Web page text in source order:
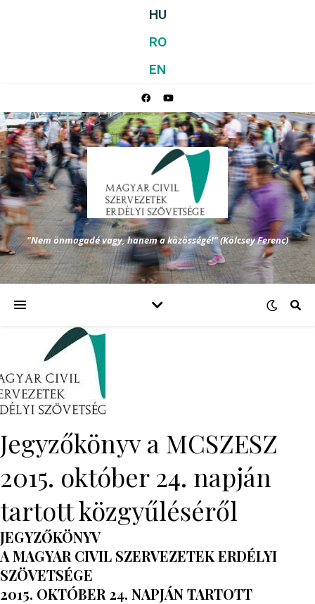
HU
RO
EN
"Nem önmagadé vagy, hanem a közösségé!" (Kölcsey Ferenc)
Jegyzőkönyv a MCSZESZ
2015. október 24. napján
tartott közgyűléséről
JEGYZŐKÖNYV
A MAGYAR CIVIL SZERVEZETEK ERDÉLYI
SZÖVETSÉGE
2015. OKTÓBER 24. NAPJÁN TARTOTT